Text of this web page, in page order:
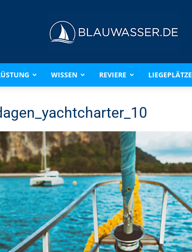
BLAUWASSER.DE
WISSEN REVIERE LIEGEPLÄTZE